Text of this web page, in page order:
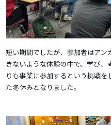
短い期間でしたが、参加者はア
きないような体験の中で、学び
りも事業に参加するという挑戦
た冬休みとなりました。